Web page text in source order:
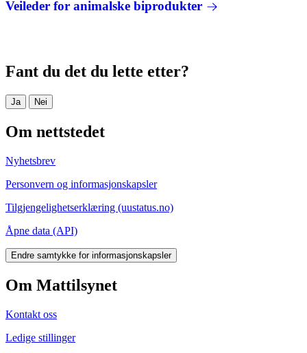
Veileder for animalske biprodukter
Fant du det du lette etter?
Ja Nei
Om nettstedet
Nyhetsbrev
Personvern og informasjonskapsler
Tilgjengelighetserklæring (uustatus.no)
Åpne data (API)
Endre samtykke for informasjonskapsler
Om Mattilsynet
Kontakt oss
Ledige stillinger